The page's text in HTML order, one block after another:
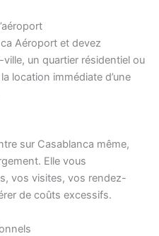
Aéroport et devez
un quartier résidentiel ou
location immédiate d’une
sur Casablanca même,
Elle vous
vos visites, vos rendez-
de coûts excessifs.